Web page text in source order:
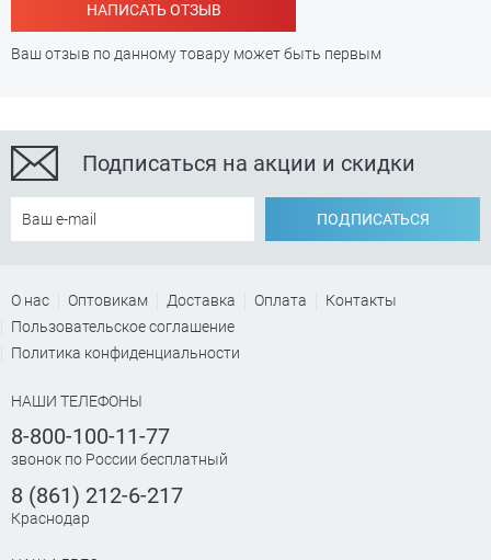
НАПИСАТЬ ОТЗЫВ
Ваш отзыв по данному товару может быть первым
Подписаться на акции и скидки
ПОДПИСАТЬСЯ
О нас Оптовикам Доставка Оплата
Контакты
Пользовательское соглашение
Политика конфиденциальности
НАШИ ТЕЛЕФОНЫ
8-800-100-11-77
звонок по России бесплатный
8 (861) 212-6-217
Краснодар